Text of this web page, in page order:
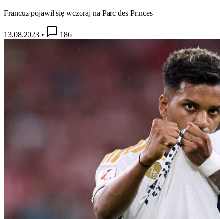
Francuz pojawił się wczoraj na Parc des Princes
13.08.2023 • 186